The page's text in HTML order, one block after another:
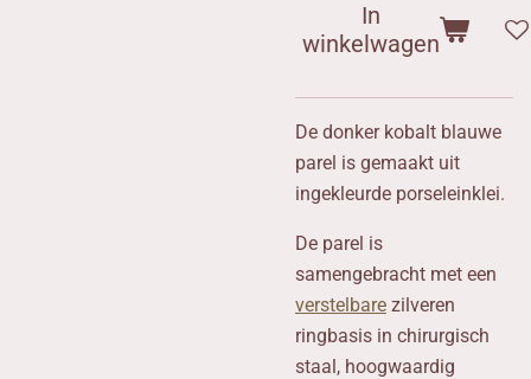
In
winkelwagen
De donker kobalt blauwe
parel is gemaakt uit
ingekleurde porseleinklei.
De parel is
samengebracht met een
verstelbare zilveren
ringbasis in chirurgisch
staal, hoogwaardig